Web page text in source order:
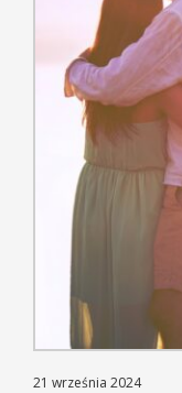
21 września 2024